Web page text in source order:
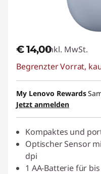
€ 14,00Inkl. MwSt.
Begrenzter Vorrat,
My Lenovo Rewards
Jetzt anmelden
Kompaktes und
Optischer Sensor
dpi
1 AA-Batterie für